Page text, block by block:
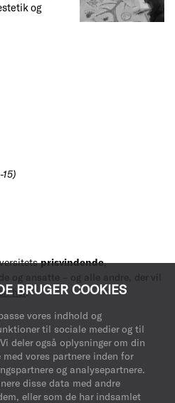
BRUGER COOKIES
vores indhold og
til sociale medier og til
deler også oplysninger om din
vores partnere inden for
og analysepartnere.
disse data med andre
eller som de har indsamlet
og
prisvindende,
og ansatte – og alle andre, der vil
her.